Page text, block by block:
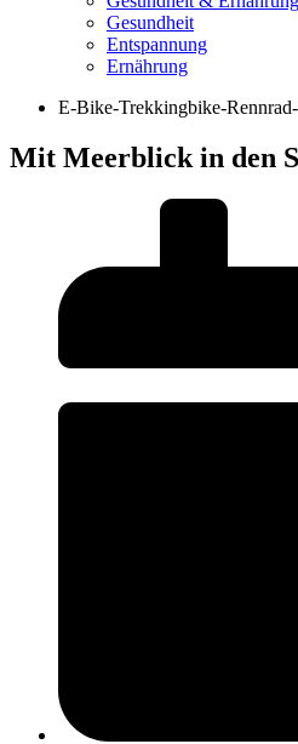
Gesundheit
Entspannung
Ernährung
E-Bike-Trekkingbike-
Mit Meerblick in den